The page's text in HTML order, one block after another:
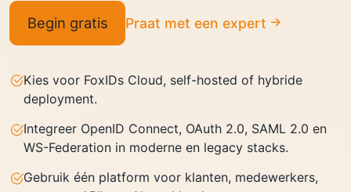
Begin gratis Praat met een expert
Kies voor FoxIDs Cloud, self-hosted of hybride
deployment.
Integreer OpenID Connect, OAuth 2.0, SAML 2.0 en
WS-Federation in moderne en legacy stacks.
Gebruik één platform voor klanten, medewerkers,